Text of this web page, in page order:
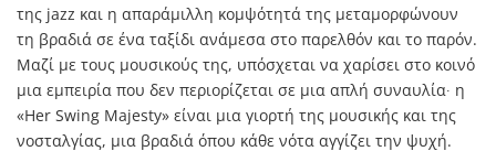
της jazz και η απαράμιλλη κομψότητά της μεταμορφώνουν
τη βραδιά σε ένα ταξίδι ανάμεσα στο παρελθόν και το παρόν.
Μαζί με τους μουσικούς της, υπόσχεται να χαρίσει στο κοινό
μια εμπειρία που δεν περιορίζεται σε μια απλή συναυλία∙ η
«Her Swing Majesty» είναι μια γιορτή της μουσικής και της
νοσταλγίας, μια βραδιά όπου κάθε νότα αγγίζει την ψυχή.